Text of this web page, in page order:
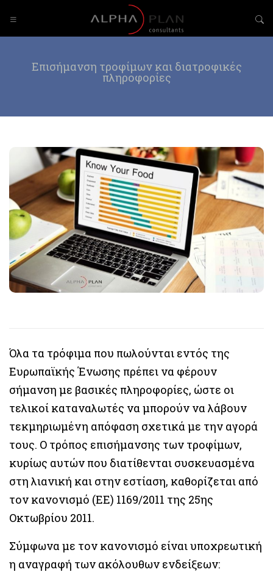
Επισήμανση τροφίμων και διατροφικές
πληροφορίες
Όλα τα τρόφιμα που πωλούνται εντός της
Ευρωπαϊκής Ένωσης πρέπει να φέρουν
σήμανση με βασικές πληροφορίες, ώστε οι
τελικοί καταναλωτές να μπορούν να λάβουν
τεκμηριωμένη απόφαση σχετικά με την αγορά
τους. Ο τρόπος επισήμανσης των τροφίμων,
κυρίως αυτών που διατίθενται συσκευασμένα
στη λιανική και στην εστίαση, καθορίζεται από
τον κανονισμό (EE) 1169/2011 της 25ης
Οκτωβρίου 2011.
Σύμφωνα με τον κανονισμό είναι υποχρεωτική
η αναγραφή των ακόλουθων ενδείξεων: